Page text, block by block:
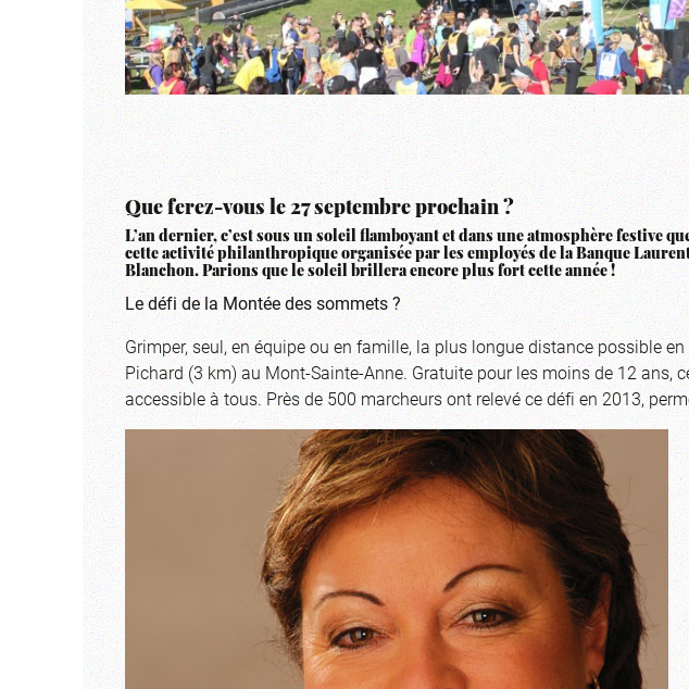
Que ferez-vous le 27 septembre prochain ?
L’an dernier, c’est sous un soleil flamboyant et dans une atmosphère festive
cette activité philanthropique organisée par les employés de la Banque
Blanchon. Parions que le soleil brillera encore plus fort cette année !
Le défi de la Montée des sommets ?
Grimper, seul, en équipe ou en famille, la plus longue distance possible
Pichard (3 km) au Mont-Sainte-Anne. Gratuite pour les moins de 12 ans,
accessible à tous. Près de 500 marcheurs ont relevé ce défi en 2013,